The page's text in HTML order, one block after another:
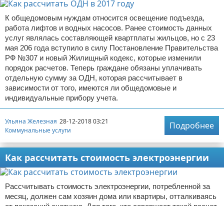
К общедомовым нуждам относится освещение подъезда,
работа лифтов и водных насосов. Ранее стоимость данных
услуг являлась составляющей квартплаты жильцов, но с 23
мая 206 года вступило в силу Постановление Правительства
РФ №307 и новый Жилищный кодекс, которые изменили
порядок расчетов. Теперь граждане обязаны уплачивать
отдельную сумму за ОДН, которая рассчитывает в
зависимости от того, имеются ли общедомовые и
индивидуальные прибору учета.
Ульяна Железная 28-12-2018 03:21
Коммунальные услуги
Подробнее
Как рассчитать стоимость электроэнергии
Рассчитывать стоимость электроэнергии, потребленной за
месяц, должен сам хозяин дома или квартиры, отталкиваясь